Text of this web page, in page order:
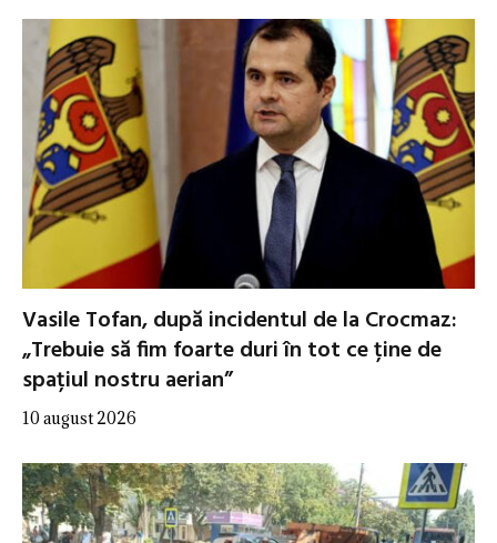
Vasile Tofan, după incidentul de la Crocmaz:
„Trebuie să fim foarte duri în tot ce ține de
spațiul nostru aerian”
10 august 2026